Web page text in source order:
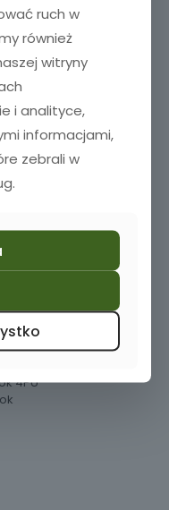
z grawerem
do nas!
4PU
ruch w
również
witryny
i analityce,
informacjami,
zebrali w